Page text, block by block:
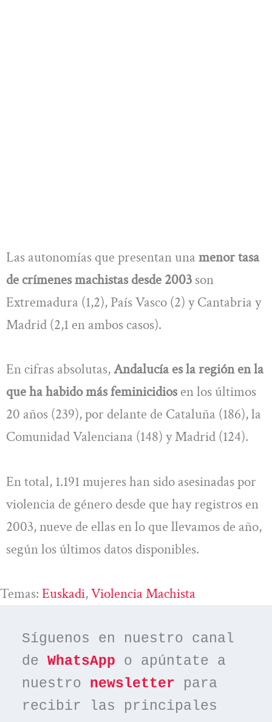
Las autonomías que presentan una menor tasa
de crímenes machistas desde 2003 son
Extremadura (1,2), País Vasco (2) y Cantabria y
Madrid (2,1 en ambos casos).
En cifras absolutas,Andalucía es la región en la
que ha habido más feminicidiosen los últimos
20 años (239), por delante de Cataluña (186), la
Comunidad Valenciana (148) y Madrid (124).
En total, 1.191 mujeres han sido asesinadas por
violencia de género desde que hay registros en
2003, nueve de ellas en lo que llevamos de año,
según los últimos datos disponibles.
Temas: Euskadi, Violencia Machista
Síguenos en nuestro canal
de WhatsApp o apúntate a
nuestro newsletter para
recibir las principales